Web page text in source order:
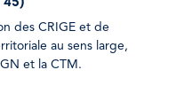
45)
des CRIGE et de
au sens large,
et la CTM.